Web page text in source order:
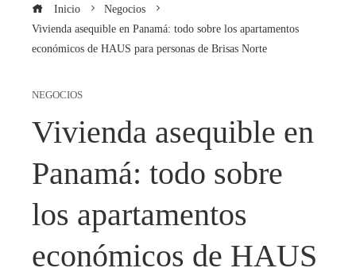
Inicio
Negocios
Vivienda asequible en Panamá: todo sobre los apartamentos
económicos de HAUS para personas de Brisas Norte
NEGOCIOS
Vivienda asequible en
Panamá: todo sobre
los apartamentos
económicos de HAUS